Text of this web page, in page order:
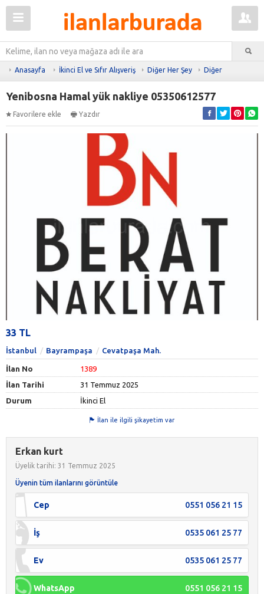
Anasayfa İkinci El ve Sıfır Alışveriş Diğer Her Şey Diğer
Yenibosna Hamal yük nakliye 05350612577
Favorilere ekle Yazdır
33 TL
İstanbul Bayrampaşa Cevatpaşa Mah.
İlan No
1389
İlan Tarihi
31 Temmuz 2025
Durum
İkinci El
İlan ile ilgili şikayetim var
Erkan kurt
Üyelik tarihi: 31 Temmuz 2025
Üyenin tüm ilanlarını görüntüle
Cep 0551 056 21 15
İş 0535 061 25 77
Ev 0535 061 25 77
WhatsApp 0551 056 21 15